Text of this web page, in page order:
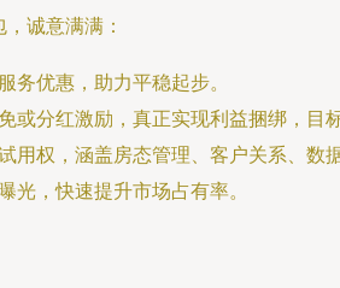
诚意满满：
务优惠，助力平稳起步。
或分红激励，真正实现利益捆绑，目标
用权，涵盖房态管理、客户关系、数
光，快速提升市场占有率。